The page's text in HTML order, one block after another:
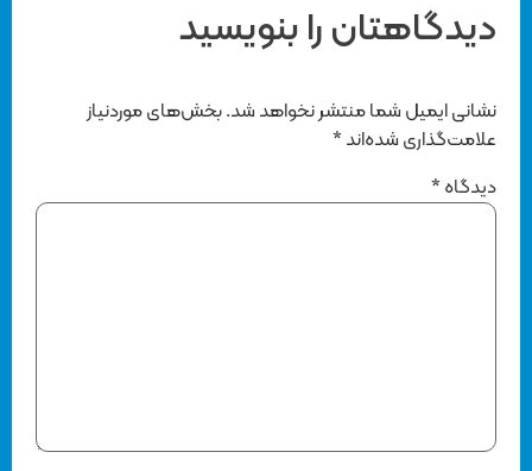
دیدگاهتان را بنویسید
نشانی ایمیل شما منتشر نخواهد شد. بخش‌های موردنیاز
علامت‌گذاری شده‌اند*
دیدگاه*